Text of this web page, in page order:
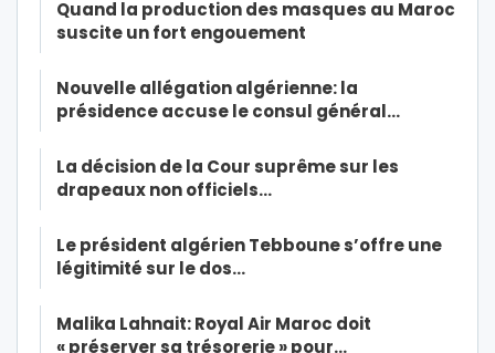
Quand la production des masques au Maroc
suscite un fort engouement
Nouvelle allégation algérienne: la
présidence accuse le consul général…
La décision de la Cour suprême sur les
drapeaux non officiels…
Le président algérien Tebboune s’offre une
légitimité sur le dos…
Malika Lahnait: Royal Air Maroc doit
« préserver sa trésorerie » pour…